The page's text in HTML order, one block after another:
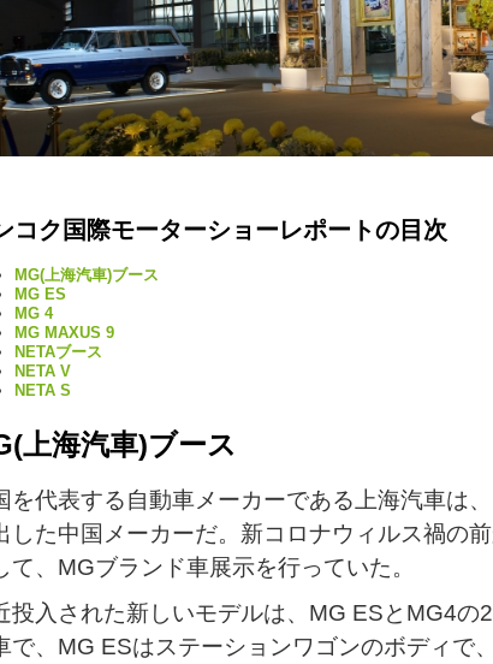
コク国際モーターショーレポートの目次
MG(上海汽車)ブース
MG ES
MG 4
MG MAXUS 9
NETAブース
NETA V
NETA S
上海汽車)ブース
を代表する自動車メーカーである上海汽車は
した中国メーカーだ。新コロナウィルス禍の
て、MGブランド車展示を行っていた。
投入された新しいモデルは、MG ESとMG4の
で、MG ESはステーションワゴンのボディで